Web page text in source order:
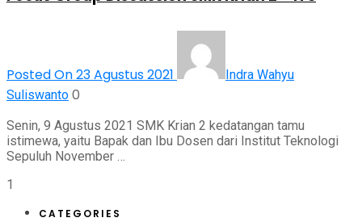
Posted On 23 Agustus 2021
Indra Wahyu
Suliswanto 0
Senin, 9 Agustus 2021 SMK Krian 2 kedatangan tamu
istimewa, yaitu Bapak dan Ibu Dosen dari Institut Teknologi
Sepuluh November …
1
CATEGORIES